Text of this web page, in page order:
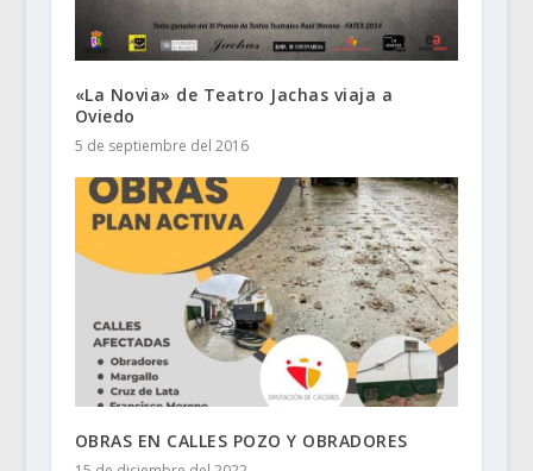
«La Novia» de Teatro Jachas viaja a
Oviedo
5 de septiembre del 2016
OBRAS EN CALLES POZO Y OBRADORES